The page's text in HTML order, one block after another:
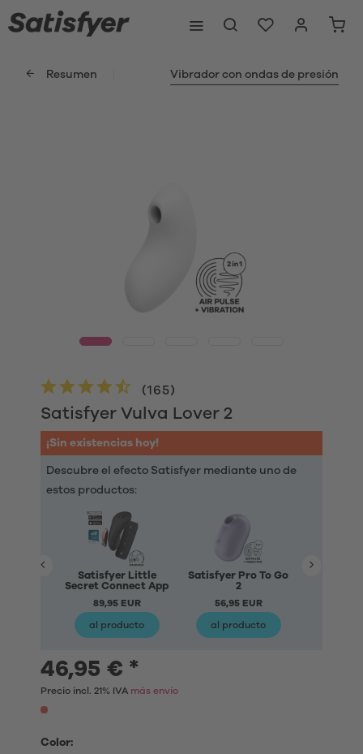
Resumen Vibrador con ondas de presión
Satisfyer Vulva Lover 2
(165)
¡Sin existencias hoy!
Descubre el efecto Satisfyer mediante uno de
estos productos:
Satisfyer Little
Secret Connect App
89,95 EUR
al producto
Satisfyer Pro To Go
2
56,95 EUR
al producto
46,95 € *
Precio incl. 21% IVA más envío
Color: